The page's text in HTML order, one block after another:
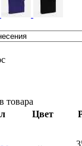
товара
Цвет